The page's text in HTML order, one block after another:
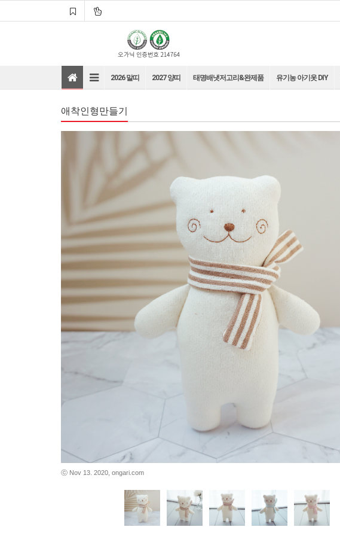
바로가기
바로가기
바로가기
바로가기
바로가기
2026 말띠 2027 양띠 태명배냇저고리&완제품 유기농 아기옷 DIY
애착인형만들기
ⓒ Nov 13. 2020, ongari.com